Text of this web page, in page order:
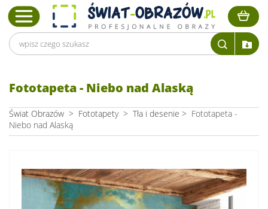
Fototapeta - Niebo nad Alaską
Świat Obrazów > Fototapety > Tła i desenie > Fototapeta -
Niebo nad Alaską